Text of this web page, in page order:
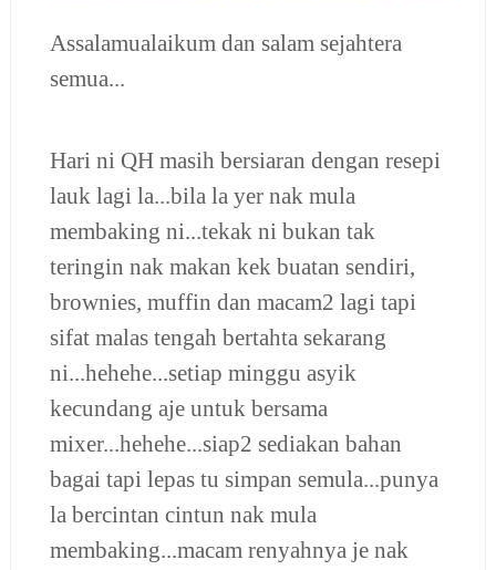
Assalamualaikum dan salam sejahtera
semua...
Hari ni QH masih bersiaran dengan resepi
lauk lagi la...bila la yer nak mula
membaking ni...tekak ni bukan tak
teringin nak makan kek buatan sendiri,
brownies, muffin dan macam2 lagi tapi
sifat malas tengah bertahta sekarang
ni...hehehe...setiap minggu asyik
kecundang aje untuk bersama
mixer...hehehe...siap2 sediakan bahan
bagai tapi lepas tu simpan semula...punya
la bercintan cintun nak mula
membaking...macam renyahnya je nak